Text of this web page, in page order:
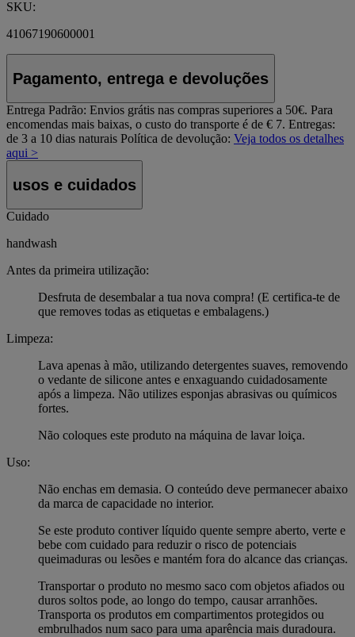
SKU:
41067190600001
Pagamento, entrega e devoluções
Entrega Padrão: Envios grátis nas compras superiores a 50€. Para
encomendas mais baixas, o custo do transporte é de € 7. Entregas:
de 3 a 10 dias naturais Política de devolução: Veja todos os detalhes
aqui >
usos e cuidados
Cuidado
handwash
Antes da primeira utilização:
Desfruta de desembalar a tua nova compra! (E certifica-te de
que removes todas as etiquetas e embalagens.)
Limpeza:
Lava apenas à mão, utilizando detergentes suaves, removendo
o vedante de silicone antes e enxaguando cuidadosamente
após a limpeza. Não utilizes esponjas abrasivas ou químicos
fortes.
Não coloques este produto na máquina de lavar loiça.
Uso:
Não enchas em demasia. O conteúdo deve permanecer abaixo
da marca de capacidade no interior.
Se este produto contiver líquido quente sempre aberto, verte e
bebe com cuidado para reduzir o risco de potenciais
queimaduras ou lesões e mantém fora do alcance das crianças.
Transportar o produto no mesmo saco com objetos afiados ou
duros soltos pode, ao longo do tempo, causar arranhões.
Transporta os produtos em compartimentos protegidos ou
embrulhados num saco para uma aparência mais duradoura.